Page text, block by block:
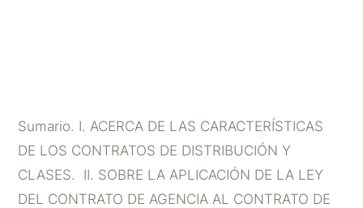
Sumario. I. ACERCA DE LAS CARACTERÍSTICAS
DE LOS CONTRATOS DE DISTRIBUCIÓN Y
CLASES. II. SOBRE LA APLICACIÓN DE LA LEY
DEL CONTRATO DE AGENCIA AL CONTRATO DE